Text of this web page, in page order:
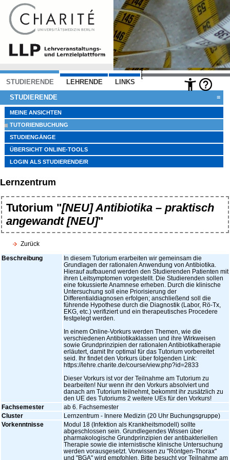
STUDIERENDE LEHRENDE LINKS
STUDIERENDE ≡
MEINE ANSICHTEN
TUTORIENBUCHUNG
STUDIENGÄNGE
ÜBERSICHT ONLINE-TOOLS
LOGIN ALS STUDIERENDE/R
Lernzentrum
Tutorium "[NEU] Antibiotika – praktisch
angewandt [NEU]"
Zurück
Beschreibung
In diesem Tutorium erarbeiten wir gemeinsam die
Grundlagen der rationalen Anwendung von Antibiotika.
Hierauf aufbauend werden den Studierenden Patienten mit
ihren Leitsymptomen vorgestellt. Die Studierenden sollen
eine fokussierte Anamnese erheben. Durch die klinische
Untersuchung soll eine Priorisierung der
Differentialdiagnosen erfolgen; anschließend soll die
führende Hypothese durch die Diagnostik (Labor, Rö-Tx,
EKG, etc.) verifiziert und ein therapeutisches Procedere
festgelegt werden.
In einem Online-Vorkurs werden Themen, wie die
verschiedenen Antibiotikaklassen und ihre Wirkweisen
sowie Grundprinzipien der rationalen Antibiotikatherapie
erläutert, damit Ihr optimal für das Tutorium vorbereitet
seid. Ihr findet den Vorkurs über folgenden Link:
https://lehre.charite.de/course/view.php?id=2833
Dieser Vorkurs ist vor der Teilnahme am Tutorium zu
bearbeiten! Nur wenn ihr den Vorkurs absolviert und
danach am Tutorium teilnehmt, bekommt ihr zusätzlich zu
den UE des Tutoriums 2 weitere UEs für den Vorkurs!
Fachsemester
ab 6. Fachsemester
Cluster
Lernzentrum - Innere Medizin (20 Uhr Buchungsgruppe)
Vorkenntnisse
Modul 18 (Infektion als Krankheitsmodell) sollte
abgeschlossen sein. Grundlegendes Wissen über
pharmakologische Grundprinzipien der antibakteriellen
Therapie sowie die internistische klinische Untersuchung
werden vorausgesetzt. Vorwissen zu "Röntgen-Thorax"
und "BGA" wird empfohlen. Bitte besucht vor Teilnahme am